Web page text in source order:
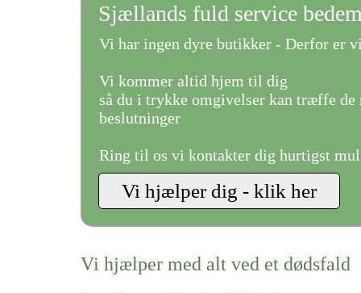
Sjællands fuld service
Vi har ingen dyre butikker - Derfor er
Vi kommer altid hjem til dig
så du i trykke omgivelser kan træffe de
beslutninger
Ring til os vi kontakter dig hurtigst
Vi hjælper med alt ved et dødsfald